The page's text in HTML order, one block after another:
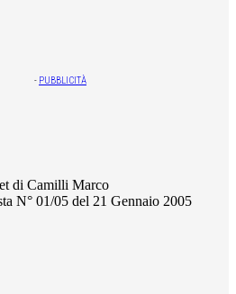
- PUBBLICITÀ
di Camilli Marco
N° 01/05 del 21 Gennaio 2005